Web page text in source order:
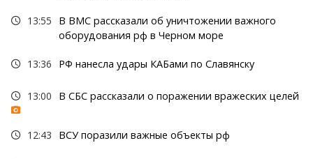
13:55
В ВМС рассказали об уничтожении важного
оборудования рф в Черном море
13:36 РФ нанесла удары КАБами по Славянску
13:00 В СБС рассказали о поражении вражеских целей
12:43 ВСУ поразили важные объекты рф